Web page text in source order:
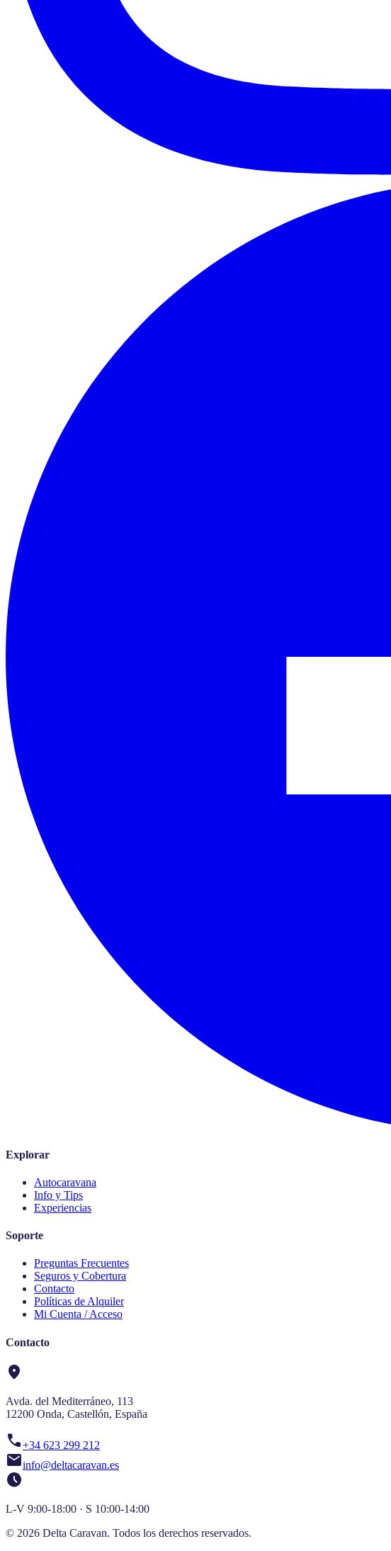
Explorar
Autocaravana
Info y Tips
Experiencias
Soporte
Preguntas Frecuentes
Seguros y Cobertura
Contacto
Políticas de Alquiler
Mi Cuenta / Acceso
Contacto
location_on
Avda. del Mediterráneo, 113
12200 Onda, Castellón, España
call+34 623 299 212
mailinfo@deltacaravan.es
schedule
L-V 9:00-18:00 · S 10:00-14:00
© 2026 Delta Caravan. Todos los derechos reservados.